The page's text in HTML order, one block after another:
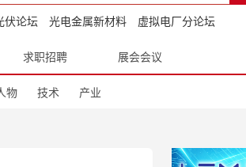
伏论坛 光电金属新材料 虚拟电厂分论坛
求职招聘 展会会议
物 技术 产业